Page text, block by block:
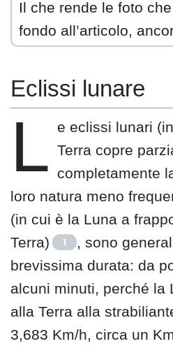
Il che rende le foto
fondo all’articolo,
Eclissi lunare
L
e eclissi lunari
Terra copre
completamente
loro natura meno
(in cui è la Luna a
Terra)
1
, sono
brevissima durata: da
alcuni minuti, perché la
alla Terra alla
3,683 Km/h, circa un